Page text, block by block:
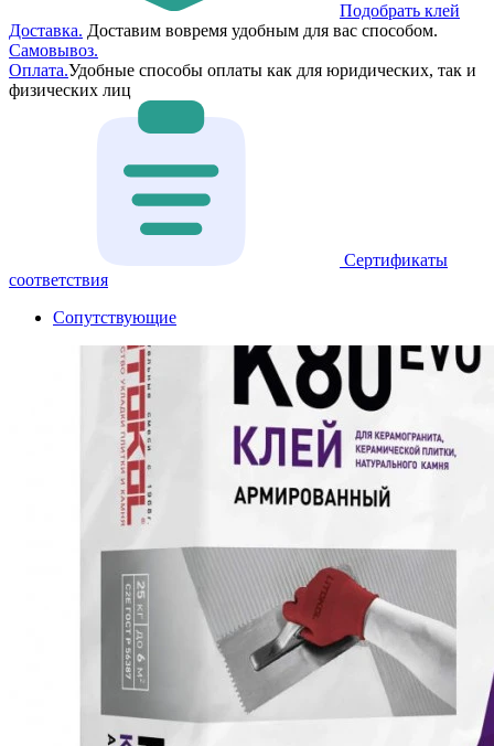
Подобрать клей
Доставка. Доставим вовремя удобным для вас способом.
Самовывоз.
Оплата.Удобные способы оплаты как для юридических, так и
физических лиц
Сертификаты
соответствия
Сопутствующие